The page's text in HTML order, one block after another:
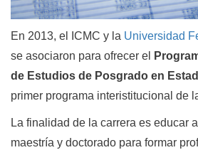
En 2013, el ICMC y la Universidad
se asociaron para ofrecer el
de Estudios de Posgrado en
primer programa interistitucional de
La finalidad de la carrera es educar
maestría y doctorado para formar